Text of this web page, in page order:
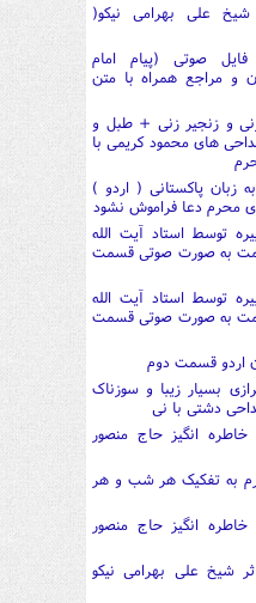
علی بهرامی نیکو(
صوتی (پیام امام
و مراجع همراه با متن
و زنجیر زنی + طبل و
های محمود کریمی با
زبان پاکستانی ( اردو )
محرم دعا فراموش نشود
توسط استاد آیت الله
در 64 قسمت به صورت صوتی قسمت
توسط استاد آیت الله
در 64 قسمت به صورت صوتی قسمت
اردو قسمت دوم
بسیار زیبا و سوزناک
دشتی با نی
انگیز حاج منصور
به تفکیک هر شب و هر
انگیز حاج منصور
شیخ علی بهرامی نیکو